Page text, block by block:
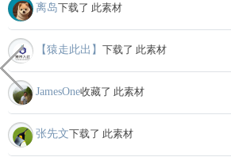
离岛下载了 此素材
【猿走此出】 下载了 此素材
JamesOne收藏了 此素材
张先文下载了 此素材